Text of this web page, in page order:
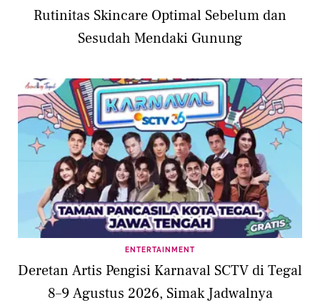
Rutinitas Skincare Optimal Sebelum dan
Sesudah Mendaki Gunung
ENTERTAINMENT
Deretan Artis Pengisi Karnaval SCTV di Tegal
8–9 Agustus 2026, Simak Jadwalnya